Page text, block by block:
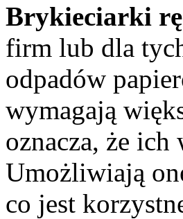
Brykieciarki
firm lub dla
odpadów
wymagają
oznacza, że
Umożliwiają
co jest